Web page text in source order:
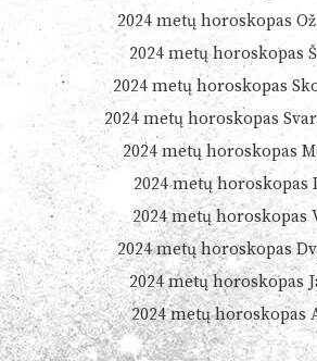
2024 metų horoskopas
2024 metų horoskopas
2024 metų horoskopas
2024 metų horoskopas
2024 metų horoskopas
2024 metų horoskopas
2024 metų horoskopas
2024 metų horoskopas
2024 metų horoskopas
2024 metų horoskopas